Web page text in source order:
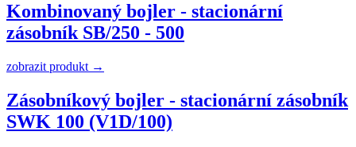
Kombinovaný bojler - stacionární
zásobník SB/250 - 500
zobrazit produkt →
Zásobníkový bojler - stacionární zásobník
SWK 100 (V1D/100)